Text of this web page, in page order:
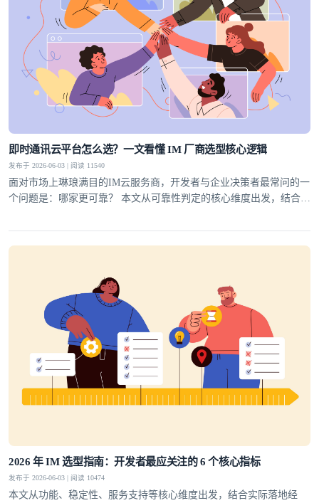
即时通讯云平台怎么选？一文看懂 IM 厂商选型核心逻辑
发布于 2026-06-03 | 阅读 11540
面对市场上琳琅满目的IM云服务商，开发者与企业决策者最常问的一
个问题是：哪家更可靠？ 本文从可靠性判定的核心维度出发，结合行
2026 年 IM 选型指南：开发者最应关注的 6 个核心指标
发布于 2026-06-03 | 阅读 10474
本文从功能、稳定性、服务支持等核心维度出发，结合实际落地经